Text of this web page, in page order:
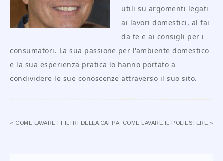
utili su argomenti legati
ai lavori domestici, al fai
da te e ai consigli per i
consumatori. La sua passione per l'ambiente domestico
e la sua esperienza pratica lo hanno portato a
condividere le sue conoscenze attraverso il suo sito.
« COME LAVARE I FILTRI DELLA CAPPA COME LAVARE IL POLIESTERE »